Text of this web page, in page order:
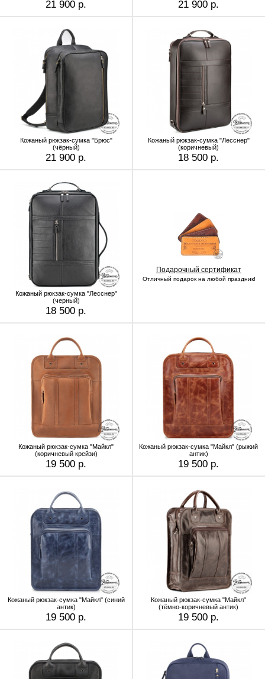
21 900 р. 21 900 р.
Кожаный рюкзак-сумка "Брюс"
(чёрный)
21 900 р.
Кожаный рюкзак-сумка "Лесснер"
(коричневый)
18 500 р.
Кожаный рюкзак-сумка "Лесснер"
(черный)
18 500 р.
Подарочный сертификат
Отличный подарок на любой праздник!
Кожаный рюкзак-сумка "Майкл"
(коричневый крейзи)
19 500 р.
Кожаный рюкзак-сумка "Майкл" (рыжий
антик)
19 500 р.
Кожаный рюкзак-сумка "Майкл" (синий
антик)
19 500 р.
Кожаный рюкзак-сумка "Майкл"
(тёмно-коричневый антик)
19 500 р.